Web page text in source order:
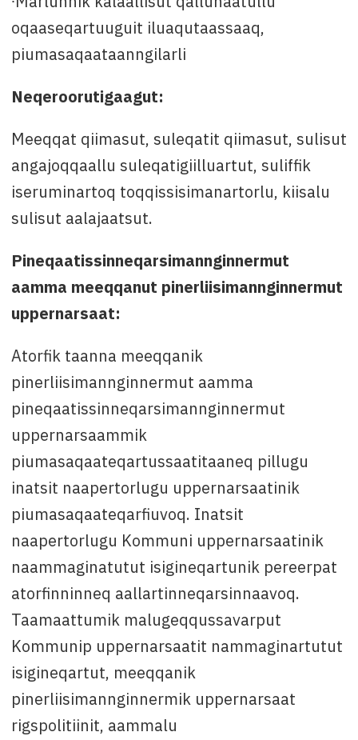
oqaaseqartuuguit iluaqutaassaaq,
piumasaqaataanngilarli
Neqeroorutigaagut:
Meeqqat qiimasut, suleqatit qiimasut, sulisut
angajoqqaallu suleqatigiilluartut, suliffik
iseruminartoq toqqissisimanartorlu, kiisalu
sulisut aalajaatsut.
Pineqaatissinneqarsimannginnermut
aamma meeqqanut pinerliisimannginnermut
uppernarsaat:
Atorfik taanna meeqqanik
pinerliisimannginnermut aamma
pineqaatissinneqarsimannginnermut
uppernarsaammik
piumasaqaateqartussaatitaaneq pillugu
inatsit naapertorlugu uppernarsaatinik
piumasaqaateqarfiuvoq. Inatsit
naapertorlugu Kommuni uppernarsaatinik
naammaginatutut isigineqartunik pereerpat
atorfinninneq aallartinneqarsinnaavoq.
Taamaattumik malugeqqussavarput
Kommunip uppernarsaatit nammaginartutut
isigineqartut, meeqqanik
pinerliisimannginnermik uppernarsaat
rigspolitiinit, aammalu